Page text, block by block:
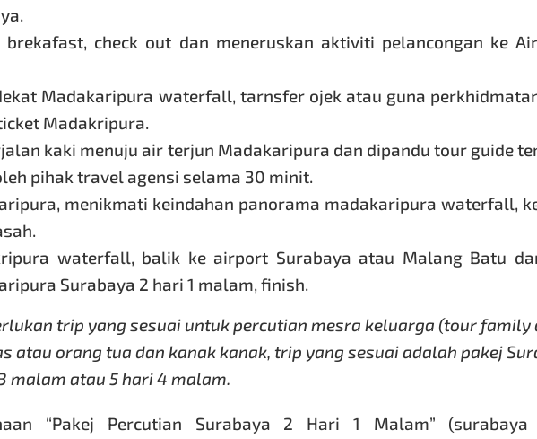
.
check out dan meneruskan aktiviti pelancongan ke
Madakaripura waterfall, tarnsfer ojek atau guna
Madakripura.
kaki menuju air terjun Madakaripura dan dipandu tour guide
pihak travel agensi selama 30 minit.
menikmati keindahan panorama madakaripura waterfall,
waterfall, balik ke airport Surabaya atau Malang Batu
Surabaya 2 hari 1 malam, finish.
trip yang sesuai untuk percutian mesra keluarga (tour family
atau orang tua dan kanak kanak, trip yang sesuai adalah pakej
malam atau 5 hari 4 malam.
“Pakej Percutian Surabaya 2 Hari 1 Malam”